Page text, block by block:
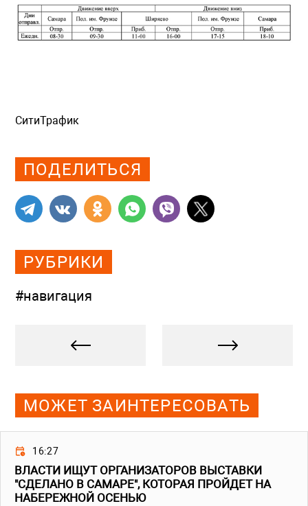
СитиТрафик
ПОДЕЛИТЬСЯ
РУБРИКИ
#навигация
МОЖЕТ ЗАИНТЕРЕСОВАТЬ
16:27
ВЛАСТИ ИЩУТ ОРГАНИЗАТОРОВ ВЫСТАВКИ
"СДЕЛАНО В САМАРЕ", КОТОРАЯ ПРОЙДЕТ НА
НАБЕРЕЖНОЙ ОСЕНЬЮ